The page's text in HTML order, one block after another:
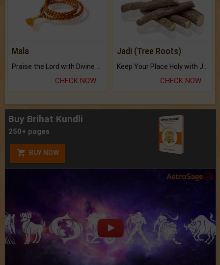
Mala
CHECK NOW
Jadi (Tree Roots)
CHECK NOW
Buy Brihat Kundli
250+ pages
BUY NOW